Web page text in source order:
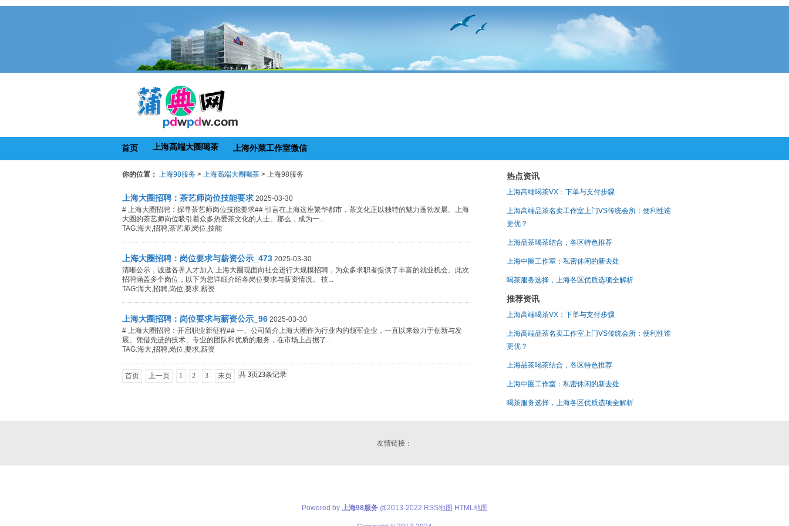
首页 上海高端大圈喝茶 上海外菜工作室微信
你的位置： 上海98服务 > 上海高端大圈喝茶 > 上海98服务
上海大圈招聘：茶艺师岗位技能要求 2025-03-30
# 上海大圈招聘：探寻茶艺师岗位技能要求## 引言在上海这座繁华都市，茶文化正以独特的魅力蓬勃发展。上海
大圈的茶艺师岗位吸引着众多热爱茶文化的人士。那么，成为一...
TAG:海大,招聘,茶艺师,岗位,技能
上海大圈招聘：岗位要求与薪资公示_473 2025-03-30
清晰公示，诚邀各界人才加入 上海大圈现面向社会进行大规模招聘，为众多求职者提供了丰富的就业机会。此次
招聘涵盖多个岗位，以下为您详细介绍各岗位要求与薪资情况。 技...
TAG:海大,招聘,岗位,要求,薪资
上海大圈招聘：岗位要求与薪资公示_96 2025-03-30
# 上海大圈招聘：开启职业新征程## 一、公司简介上海大圈作为行业内的领军企业，一直以来致力于创新与发
展。凭借先进的技术、专业的团队和优质的服务，在市场上占据了...
TAG:海大,招聘,岗位,要求,薪资
首页 上一页 1 2 3 末页 共 3页23条记录
热点资讯
上海高端喝茶VX：下单与支付步骤
上海高端品茶名卖工作室上门VS传统会所：便利性谁
更优？
上海品茶喝茶结合，各区特色推荐
上海中圈工作室：私密休闲的新去处
喝茶服务选择，上海各区优质选项全解析
推荐资讯
上海高端喝茶VX：下单与支付步骤
上海高端品茶名卖工作室上门VS传统会所：便利性谁
更优？
上海品茶喝茶结合，各区特色推荐
上海中圈工作室：私密休闲的新去处
喝茶服务选择，上海各区优质选项全解析
友情链接：
Powered by 上海98服务@2013-2022 RSS地图 HTML地图